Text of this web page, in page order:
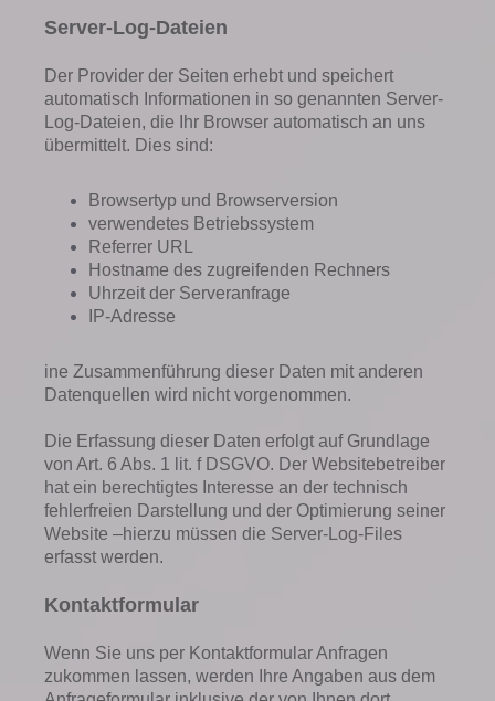
Server-Log-Dateien
Der Provider der Seiten erhebt und speichert
automatisch Informationen in so genannten Server-
Log-Dateien, die Ihr Browser automatisch an uns
übermittelt. Dies sind:
Browsertyp und Browserversion
verwendetes Betriebssystem
Referrer URL
Hostname des zugreifenden Rechners
Uhrzeit der Serveranfrage
IP-Adresse
ine Zusammenführung dieser Daten mit anderen
Datenquellen wird nicht vorgenommen.
Die Erfassung dieser Daten erfolgt auf Grundlage
von Art. 6 Abs. 1 lit. f DSGVO. Der Websitebetreiber
hat ein berechtigtes Interesse an der technisch
fehlerfreien Darstellung und der Optimierung seiner
Website –hierzu müssen die Server-Log-Files
erfasst werden.
Kontaktformular
Wenn Sie uns per Kontaktformular Anfragen
zukommen lassen, werden Ihre Angaben aus dem